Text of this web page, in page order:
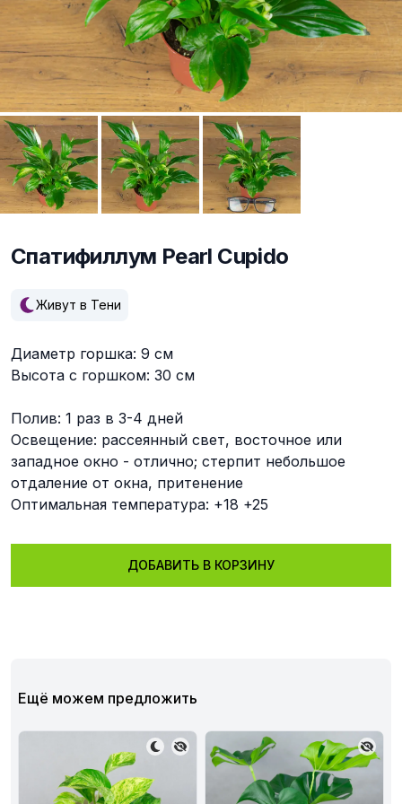
Спатифиллум Pearl Cupido
Описание
Живут в Тени
Диаметр горшка: 9 см
Высота с горшком: 30 см
Полив: 1 раз в 3-4 дней
Освещение: рассеянный свет, восточное или
западное окно - отлично; стерпит небольшое
отдаление от окна, притенение
Оптимальная температура: +18 +25
ДОБАВИТЬ В КОРЗИНУ
Ещё можем предложить